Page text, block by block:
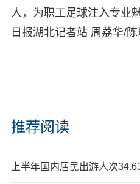
人，为职工足球注入专业
日报湖北记者站 周荔华/陈
推荐阅读
上半年国内居民出游人次